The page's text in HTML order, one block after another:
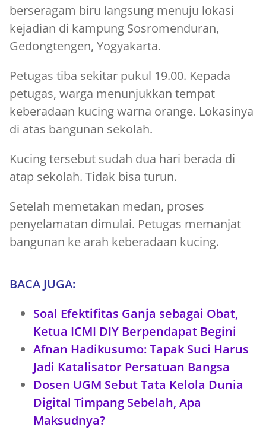
berseragam biru langsung menuju lokasi
kejadian di kampung Sosromenduran,
Gedongtengen, Yogyakarta.
Petugas tiba sekitar pukul 19.00. Kepada
petugas, warga menunjukkan tempat
keberadaan kucing warna orange. Lokasinya
di atas bangunan sekolah.
Kucing tersebut sudah dua hari berada di
atap sekolah. Tidak bisa turun.
Setelah memetakan medan, proses
penyelamatan dimulai. Petugas memanjat
bangunan ke arah keberadaan kucing.
BACA JUGA:
Soal Efektifitas Ganja sebagai Obat,
Ketua ICMI DIY Berpendapat Begini
Afnan Hadikusumo: Tapak Suci Harus
Jadi Katalisator Persatuan Bangsa
Dosen UGM Sebut Tata Kelola Dunia
Digital Timpang Sebelah, Apa
Maksudnya?